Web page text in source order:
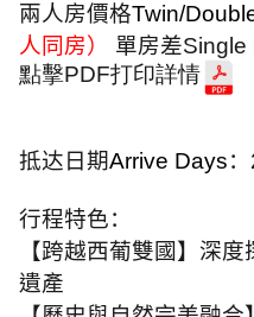
兩人房價格Twin/
人同房） 單房差Single
點擊PDF打印詳情
抵达日期Arrive Days：
行程特色：
【跨越西葡雙國】深
遺產